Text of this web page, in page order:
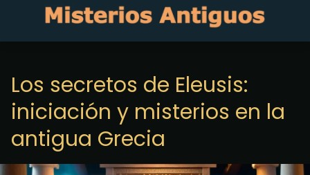
Los secretos de Eleusis:
iniciación y misterios en la
antigua Grecia